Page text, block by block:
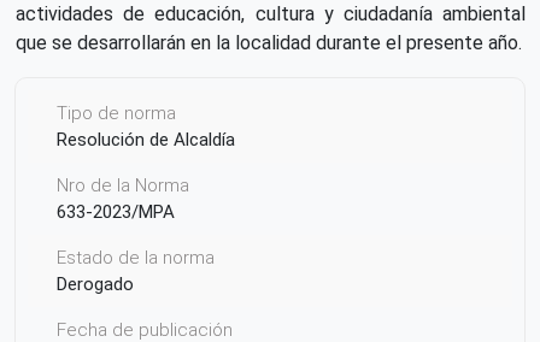
actividades de educación, cultura y ciudadanía ambiental
que se desarrollarán en la localidad durante el presente año.
Tipo de norma
Resolución de Alcaldía
Nro de la Norma
633-2023/MPA
Estado de la norma
Derogado
Fecha de publicación